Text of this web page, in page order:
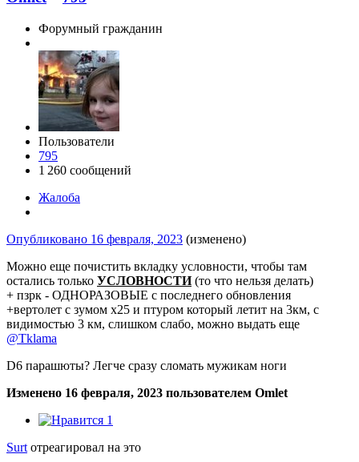
Форумный гражданин
Пользователи
795
1 260 сообщений
Жалоба
Опубликовано 16 февраля, 2023 (изменено)
Можно еще почистить вкладку условности, чтобы там
остались только УСЛОВНОСТИ(то что нельзя делать)
+ пзрк - ОДНОРАЗОВЫЕ с последнего обновления
+вертолет с зумом x25 и птуром который летит на 3км, с
видимостью 3 км, слишком слабо, можно выдать еще
@Tklama
D6 парашюты? Легче сразу сломать мужикам ноги
Изменено 16 февраля, 2023 пользователем Omlet
1
Surt отреагировал на это